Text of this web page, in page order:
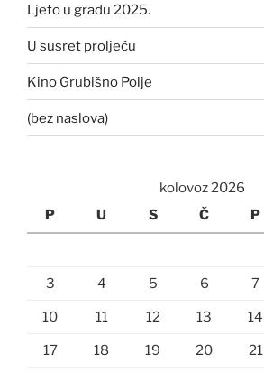
Ljeto u gradu 2025.
U susret proljeću
Kino Grubišno Polje
(bez naslova)
kolovoz 2026
P
U S Č P
3 4 5 6 7
10 11 12 13 14
17 18 19 20 21